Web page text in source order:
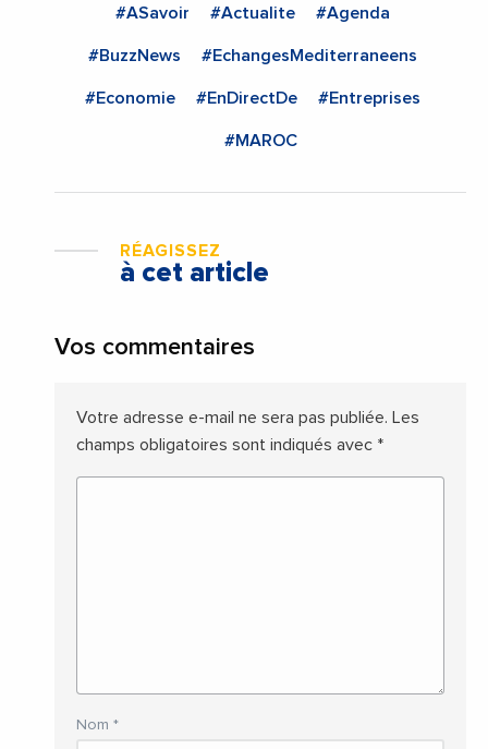
#ASavoir #Actualite #Agenda
#BuzzNews #EchangesMediterraneens
#Economie #EnDirectDe #Entreprises
#MAROC
RÉAGISSEZ
à cet article
Vos commentaires
Votre adresse e-mail ne sera pas publiée. Les
champs obligatoires sont indiqués avec *
Nom *